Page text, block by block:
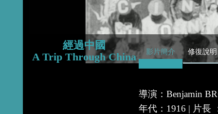
經過中國
A Trip Through China
影片簡介 修復說明
導演：Benjamin
年代：1916 | 片長